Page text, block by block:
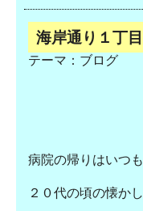
海岸通り１丁
テーマ： ブログ
病院の帰りはいつ
２０代の頃の懐か